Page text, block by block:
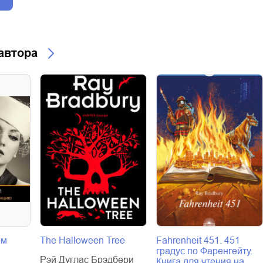
The Halloween Tree
Рэй Дуглас Брэдбери
Fahrenheit 451. 451
градус по Фаренгейту.